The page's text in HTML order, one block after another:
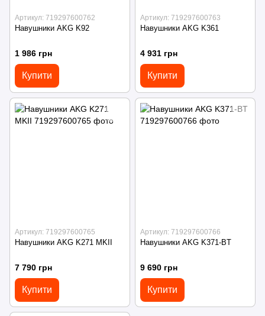
Артикул: 719297600762
Навушники AKG K92
1 986 грн
Купити
Артикул: 719297600763
Навушники AKG K361
4 931 грн
Купити
Артикул: 719297600765
Навушники AKG K271 MKII
7 790 грн
Купити
Артикул: 719297600766
Навушники AKG K371-BT
9 690 грн
Купити